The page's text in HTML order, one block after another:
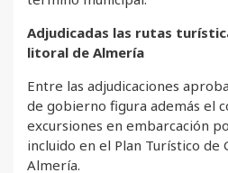
Adjudicadas las rutas
litoral de Almería
Entre las adjudicaciones
de gobierno figura además el
excursiones en embarcación
incluido en el Plan Turístico de
Almería.